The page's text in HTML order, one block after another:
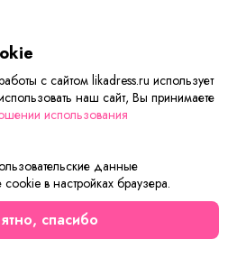
заказ
в корзину
модель, можете
«Быстрый заказ».
короткое время вам
уточнит все условия заказа,
подскажет о вариантах
с сайтом likadress.ru использует
наш сайт, Вы принимаете
использования
данные
в настройках браузера.
спасибо